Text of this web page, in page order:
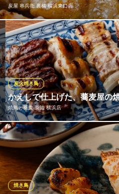
炭火やきとり まっすぐ
炭火焼鳥と日本酒を堪能
横浜市営地下鉄横浜駅 徒歩7分
神奈川県横浜市西区北幸2-9-30 横浜西口
炭屋 串兵衛 裏横 横浜東口店
串兵衛名物といえばこだわり素材
信州の安曇野から毎朝仕入れてい
す。脂肪が少なく、鶏肉本来の味
鳥に最適！毎朝新鮮な状態で仕入
ずに炭火で焼き上げ、皆様に最高
炭屋 串兵衛 裏横 横浜東口店
焼鳥×地酒を横浜で堪能
ＪＲ横浜駅みなみ東口 徒歩5分
神奈川県横浜市西区高島2-10-25
かえしで仕上げた、蕎麦屋の
焼鳥と蕎麦 英治 横浜店
炭火焼き鳥
蕎麦の味を決める秘伝の「かえし
まろやかになった醤油、みりん、
の脂と溶け合います。一般的なタ
なく、しっとりと深く、どこか優
蕎麦屋ならではの「和の極み」を
焼き鳥